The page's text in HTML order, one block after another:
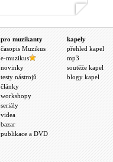
pro muzikanty
časopis Muzikus
e-muzikus
novinky
testy nástrojů
články
workshopy
seriály
videa
bazar
publikace a DVD
kapely
přehled kapel
mp3
soutěže kapel
blogy kapel